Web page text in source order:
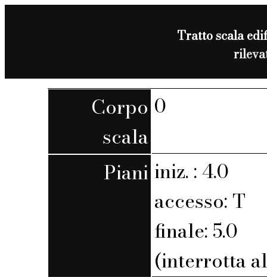
Tratto scala
Corpo
scala
0
Piani iniz. : 4.0
accesso: T
finale: 5.0
(interrotta